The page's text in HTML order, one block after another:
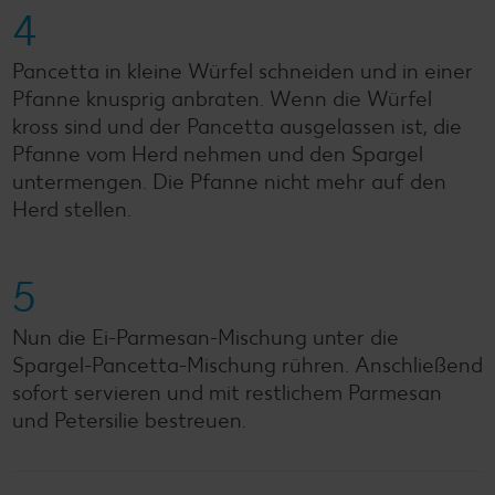
4
Pancetta in kleine Würfel schneiden und in einer
Pfanne knusprig anbraten. Wenn die Würfel
kross sind und der Pancetta ausgelassen ist, die
Pfanne vom Herd nehmen und den Spargel
untermengen. Die Pfanne nicht mehr auf den
Herd stellen.
5
Nun die Ei-Parmesan-Mischung unter die
Spargel-Pancetta-Mischung rühren. Anschließend
sofort servieren und mit restlichem Parmesan
und Petersilie bestreuen.